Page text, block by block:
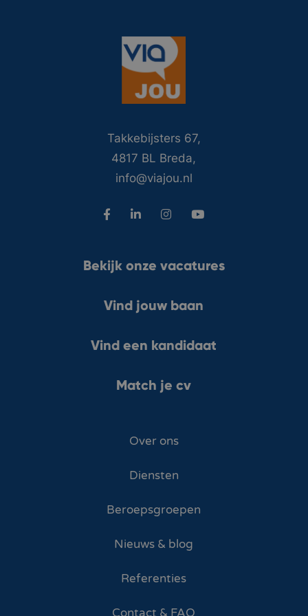
Takkebijsters 67,
4817 BL Breda,
info@viajou.nl
Bekijk onze vacatures
Vind jouw baan
Vind een kandidaat
Match je cv
Over ons
Diensten
Beroepsgroepen
Nieuws & blog
Referenties
Contact & FAQ